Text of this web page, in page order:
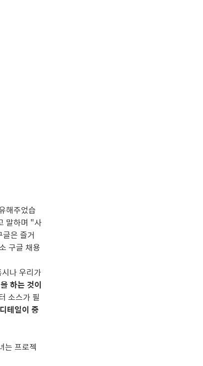
해주었습
말하며 "사
은 즐거
구글 채용
나 우리가
하는 것이
소스가 필
테일이 중
는 프로젝